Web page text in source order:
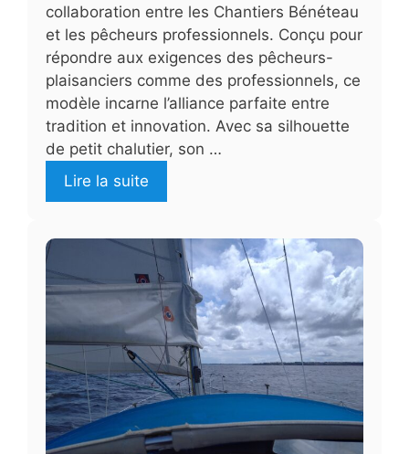
collaboration entre les Chantiers Bénéteau
et les pêcheurs professionnels. Conçu pour
répondre aux exigences des pêcheurs-
plaisanciers comme des professionnels, ce
modèle incarne l’alliance parfaite entre
tradition et innovation. Avec sa silhouette
de petit chalutier, son …
Lire la suite